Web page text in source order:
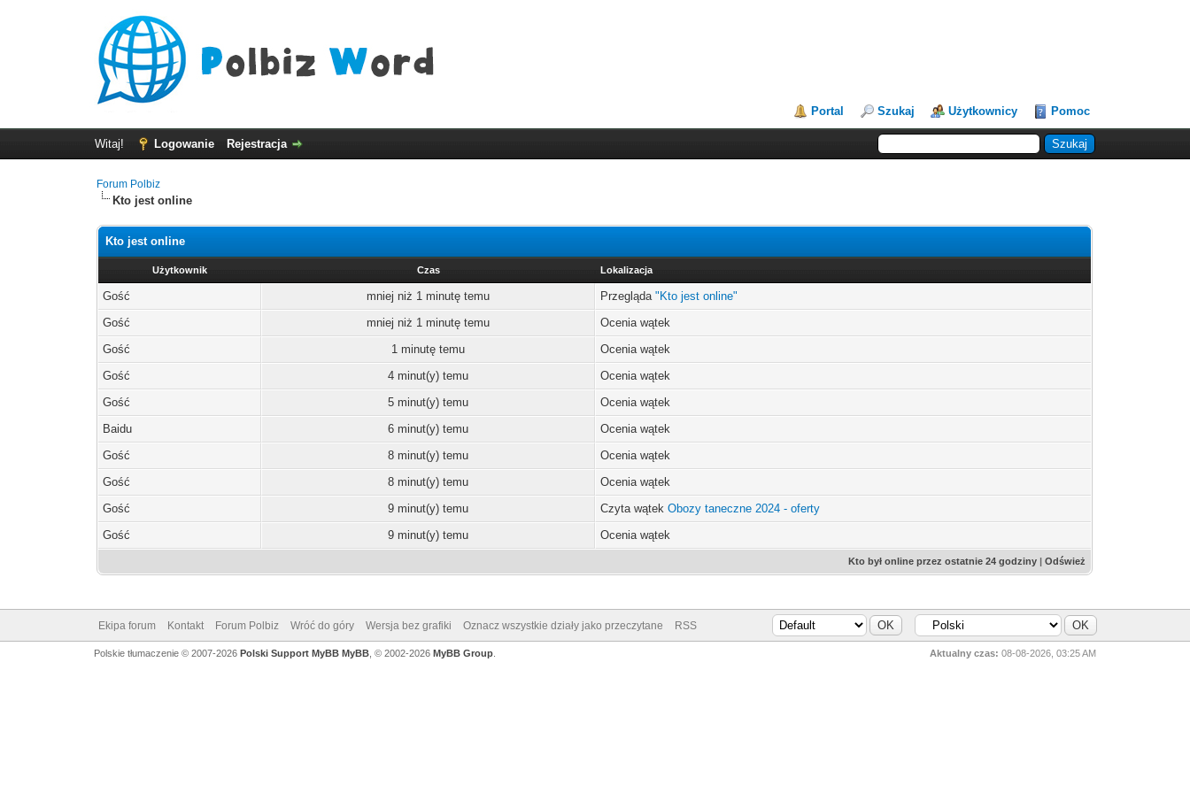
Portal Szukaj Użytkownicy Pomoc
Witaj! Logowanie Rejestracja
Forum Polbiz
Kto jest online
Kto jest online
Użytkownik Czas Lokalizacja
Gość mniej niż 1 minutę temu Przegląda"Kto jest online"
Gość
mniej niż 1 minutę temu
Ocenia wątek
Gość
1 minutę temu
Ocenia wątek
Gość
4 minut(y) temu
Ocenia wątek
Gość
5 minut(y) temu
Ocenia wątek
Baidu
6 minut(y) temu
Ocenia wątek
Gość
8 minut(y) temu
Ocenia wątek
Gość
8 minut(y) temu
Ocenia wątek
Gość
9 minut(y) temu Czyta wątekObozy taneczne 2024 - oferty
Gość
9 minut(y) temu Ocenia wątek
Kto był online przez ostatnie 24 godziny |Odśwież
Ekipa forum Kontakt Forum Polbiz Wróć do góry Wersja bez grafiki Oznacz wszystkie działy jako przeczytane RSS
Aktualny czas: 08-08-2026, 03:25 AM
Polskie tłumaczenie © 2007-2026 Polski Support MyBB MyBB, © 2002-2026 MyBB Group.